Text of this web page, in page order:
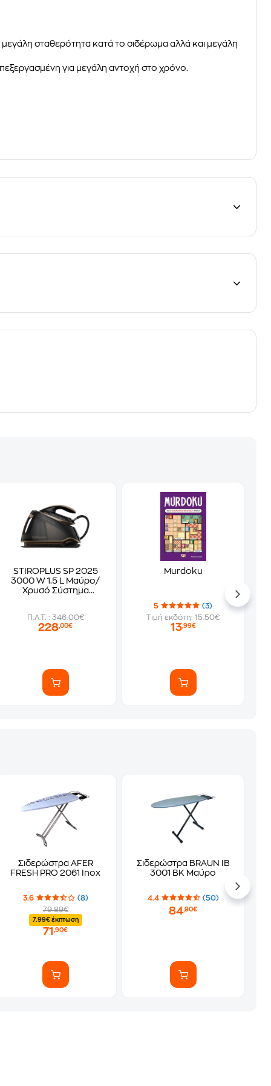
σταθερότητα κατά το σιδέρωμα αλλά και μεγάλη
για μεγάλη αντοχή στο χρόνο.
STIROPLUS SP 2025
3000 W 1.5 L Μαύρο/
Χρυσό Σύστημα
Π.Λ.Τ. : 346.00€
228,00€
Murdoku
5
(3)
Τιμή εκδότη: 15.50€
13,99€
Σιδερώστρα AFER
FRESH PRO 2061 Inox
3.6
(8)
79.89€
7.99€ έκπτωση
71,90€
Σιδερώστρα BRAUN IB
3001 BK Μαύρο
4.4 (50)
84,90€